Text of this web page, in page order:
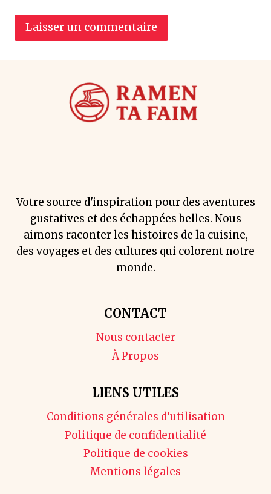
Votre source d'inspiration pour des aventures
gustatives et des échappées belles. Nous
aimons raconter les histoires de la cuisine,
des voyages et des cultures qui colorent notre
monde.
CONTACT
Nous contacter
À Propos
LIENS UTILES
Conditions générales d’utilisation
Politique de confidentialité
Politique de cookies
Mentions légales